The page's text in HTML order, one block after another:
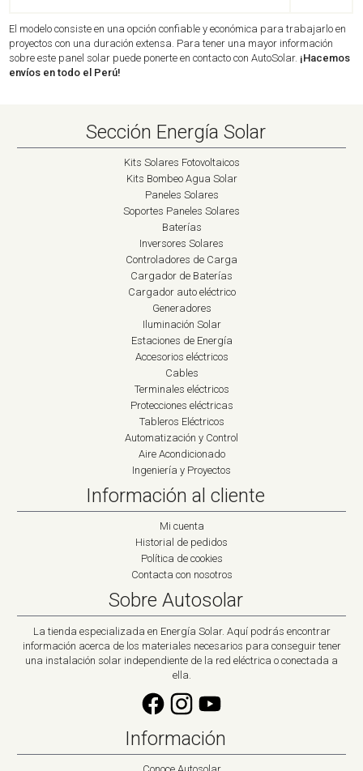
El modelo consiste en una opción confiable y económica para trabajarlo en
proyectos con una duración extensa. Para tener una mayor información
sobre este panel solar puede ponerte en contacto con AutoSolar. ¡Hacemos
envíos en todo el Perú!
Sección Energía Solar
Kits Solares Fotovoltaicos
Kits Bombeo Agua Solar
Paneles Solares
Soportes Paneles Solares
Baterías
Inversores Solares
Controladores de Carga
Cargador de Baterías
Cargador auto eléctrico
Generadores
Iluminación Solar
Estaciones de Energía
Accesorios eléctricos
Cables
Terminales eléctricos
Protecciones eléctricas
Tableros Eléctricos
Automatización y Control
Aire Acondicionado
Ingeniería y Proyectos
Información al cliente
Mi cuenta
Historial de pedidos
Política de cookies
Contacta con nosotros
Sobre Autosolar
La tienda especializada en Energía Solar. Aquí podrás encontrar
información acerca de los materiales necesarios para conseguir tener
una instalación solar independiente de la red eléctrica o conectada a
ella.
Información